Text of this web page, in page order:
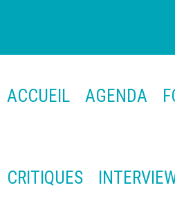
ACCUEIL AGENDA
CRITIQUES